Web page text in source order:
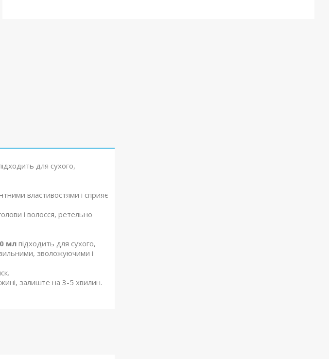
для сухого,
властивостями і сприяє
і волосся, ретельно
мл підходить для сухого,
зволожуючими і
залиште на 3-5 хвилин.